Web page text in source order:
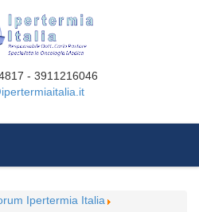
- 3911216046
Ipertermia Italia